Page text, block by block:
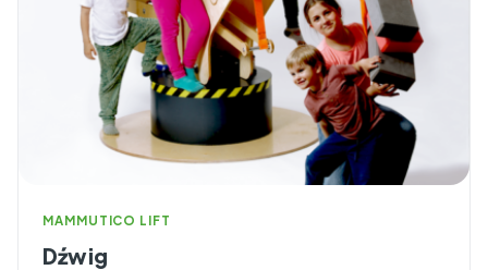
MAMMUTICO LIFT
Dźwig